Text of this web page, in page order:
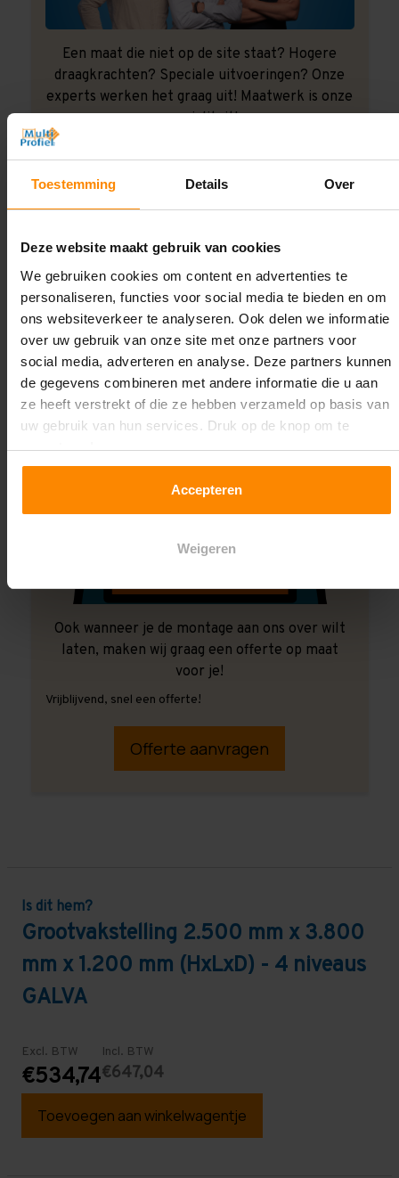
Toestemming Details Over
Deze website maakt gebruik van cookies
We gebruiken cookies om content en advertenties te
personaliseren, functies voor social media te bieden en om
ons websiteverkeer te analyseren. Ook delen we informatie
over uw gebruik van onze site met onze partners voor
social media, adverteren en analyse. Deze partners kunnen
de gegevens combineren met andere informatie die u aan
ze heeft verstrekt of die ze hebben verzameld op basis van
uw gebruik van hun services. Druk op de knop om te
accepteren!
Accepteren
Weigeren
Een maat die niet op de site staat? Hogere
draagkrachten? Speciale uitvoeringen? Onze
experts werken het graag uit! Maatwerk is onze
specialiteit!
Contact met specialist
Montage uitbesteden?
Ook wanneer je de montage aan ons over wilt
laten, maken wij graag een offerte op maat
voor je!
Vrijblijvend, snel een offerte!
Offerte aanvragen
Is dit hem?
Grootvakstelling 2.500 mm x 3.800
mm x 1.200 mm (HxLxD) - 4 niveaus
GALVA
Excl. BTW
€534,74
Incl. BTW
€647,04
Toevoegen aan winkelwagentje